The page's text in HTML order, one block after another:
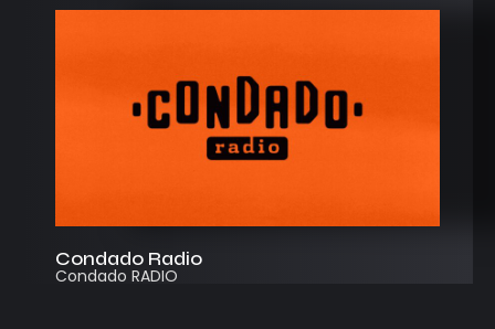
Condado Radio
Condado RADIO